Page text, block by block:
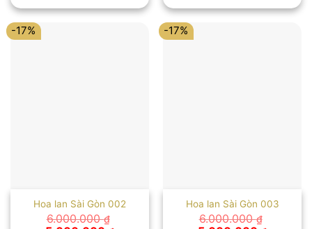
3.000.000 ₫.
-17%
Hoa lan Sài Gòn 002
6.000.000₫
-17%
Hoa lan Sài Gòn 003
6.000.000₫